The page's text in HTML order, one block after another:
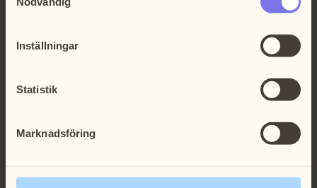
Inställningar
Statistik
Marknadsföring